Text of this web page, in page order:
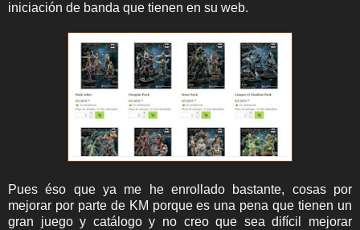
iniciación de banda que tienen en su web.
Pues éso que ya me he enrollado bastante, cosas por
mejorar por parte de KM porque es una pena que tienen un
gran juego y catálogo y no creo que sea difícil mejorar